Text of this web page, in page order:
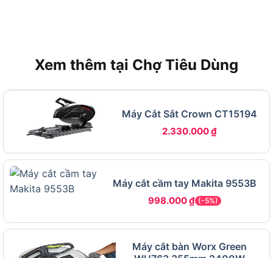
Những tính năng nổi bật của Bosch GKS 190 1400W
Xem thêm tại Chợ Tiêu Dùng
Máy Cắt Sắt Crown CT15194
2.330.000₫
Máy cắt cầm tay Makita 9553B
998.000₫ (-5%)
Máy cắt bàn Worx Green